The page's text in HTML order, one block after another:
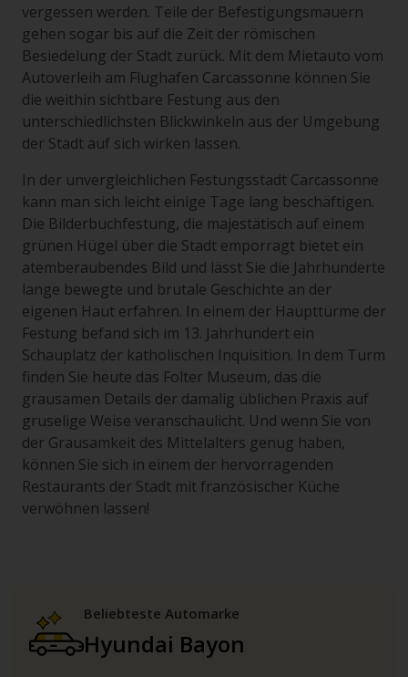
vergessen werden. Teile der Befestigungsmauern
gehen sogar bis auf die Zeit der römischen
Besiedelung der Stadt zurück. Mit dem Mietauto vom
Autoverleih am Flughafen Carcassonne können Sie
die weithin sichtbare Festung aus den
unterschiedlichsten Blickwinkeln aus der Umgebung
der Stadt auf sich wirken lassen.
In der unvergleichlichen Festungsstadt Carcassonne
kann man sich leicht einige Tage lang beschäftigen.
Die Bilderbuchfestung, die majestätisch auf einem
grünen Hügel über die Stadt emporragt bietet ein
atemberaubendes Bild und lässt Sie die Jahrhunderte
lange bewegte und brutale Geschichte an der
eigenen Haut erfahren. In einem der Haupttürme der
Festung befand sich im 13. Jahrhundert ein
Schauplatz der katholischen Inquisition. In dem Turm
finden Sie heute das Folter Museum, das die
grausamen Details der damalig üblichen Praxis auf
gruselige Weise veranschaulicht. Und wenn Sie von
der Grausamkeit des Mittelalters genug haben,
können Sie sich in einem der hervorragenden
Restaurants der Stadt mit französischer Küche
verwöhnen lassen!
Beliebteste Automarke
Hyundai Bayon